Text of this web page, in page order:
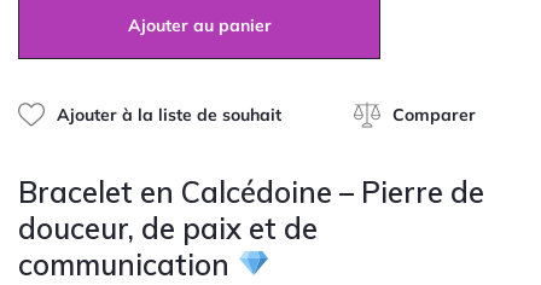
8mm
Ajouter au panier
Ajouter à la liste de souhait Comparer
Bracelet en Calcédoine – Pierre de
douceur, de paix et de
communication